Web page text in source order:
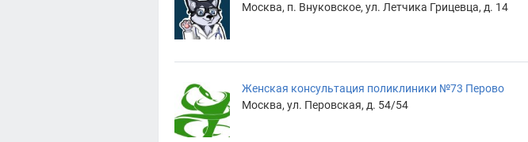
Москва, п. Внуковское, ул. Летчика Грицевца, д. 14
Женская консультация поликлиники №73 Перово
Москва, ул. Перовская, д. 54/54